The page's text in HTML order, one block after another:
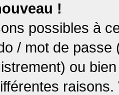
!
possibles à
/ mot de
ou